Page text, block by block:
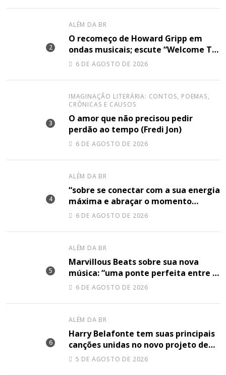
ALÉM DA BR
O recomeço de Howard Gripp em
ondas musicais; escute “Welcome To
Your Life”
6 DE AGOSTO DE 2026
IMAGINAÇÃO LITERÁRIA: CONTOS, POEMAS,
CRÔNICAS E CAUSOS
O amor que não precisou pedir
perdão ao tempo (Fredi Jon)
6 DE AGOSTO DE 2026
ALÉM DA BR
“sobre se conectar com a sua energia
máxima e abraçar o momento
plenamente”, disse Shery M sobre
6 DE AGOSTO DE 2026
ALÉM DA BR
Marvillous Beats sobre sua nova
música: “uma ponte perfeita entre o
hip-hop underground e a elegância
6 DE AGOSTO DE 2026
ALÉM DA BR
Harry Belafonte tem suas principais
canções unidas no novo projeto de
Sir5 DE AGOSTO DE 2026